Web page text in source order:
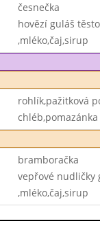
česnečka
hovězí guláš
,mléko,čaj,sirup
rohlík,pažitková
bramboračka
vepřové nudličky
,mléko,čaj,sirup